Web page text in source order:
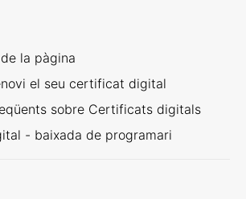
la pàgina
el seu certificat digital
sobre Certificats digitals
- baixada de programari